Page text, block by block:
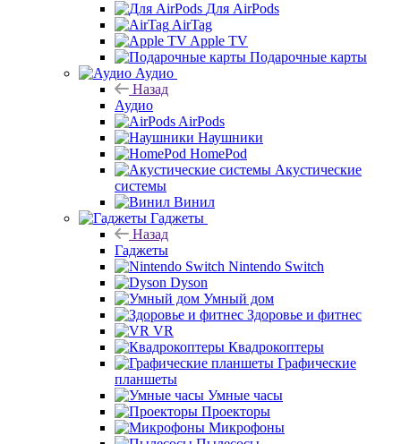
Для AirPods
AirTag
Apple TV
Подарочные карты
Аудио
Назад
Аудио
AirPods
Наушники
HomePod
Акустические
системы
Винил
Гаджеты
Назад
Гаджеты
Nintendo Switch
Dyson
Умный дом
Здоровье и фитнес
VR
Квадрокоптеры
Графические
планшеты
Умные часы
Проекторы
Микрофоны